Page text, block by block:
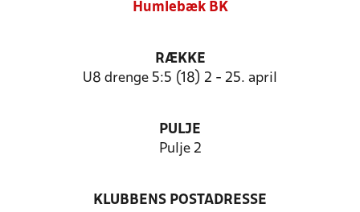
Humlebæk BK
RÆKKE
U8 drenge 5:5 (18) 2 - 25. april
PULJE
Pulje 2
KLUBBENS POSTADRESSE